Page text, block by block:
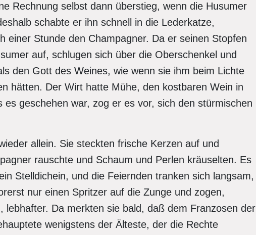
Rechnung selbst dann überstieg, wenn die Husumer
schabte er ihn schnell in die Lederkatze,
einer Stunde den Champagner. Da er seinen Stopfen
auf, schlugen sich über die Oberschenkel und
den Gott des Weines, wie wenn sie ihm beim Lichte
hätten. Der Wirt hatte Mühe, den kostbaren Wein in
es geschehen war, zog er es vor, sich den stürmischen
allein. Sie steckten frische Kerzen auf und
rauschte und Schaum und Perlen kräuselten. Es
Stelldichein, und die Feiernden tranken sich langsam,
nur einen Spritzer auf die Zunge und zogen,
lebhafter. Da merkten sie bald, daß dem Franzosen der
wenigstens der Älteste, der die Rechte